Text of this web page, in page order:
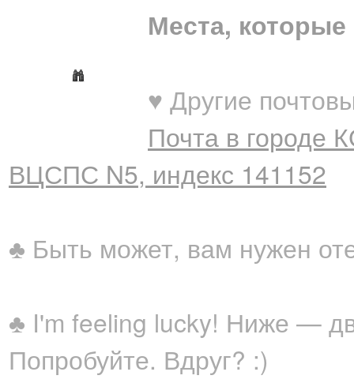
Места, которые
♥ Другие
Почта в городе
ВЦСПС N5, индекс 141152
♣ Быть может, вам нужен
♣ I'm feeling lucky! Ниже —
Попробуйте. Вдруг? :)